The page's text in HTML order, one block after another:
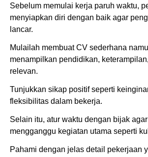
Sebelum memulai kerja paruh waktu,
menyiapkan diri dengan baik agar
lancar.
Mulailah membuat CV sederhana
menampilkan pendidikan,
relevan.
Tunjukkan sikap positif seperti
fleksibilitas dalam bekerja.
Selain itu, atur waktu dengan bijak
mengganggu kegiatan utama seperti
Pahami dengan jelas detail pekerjaan